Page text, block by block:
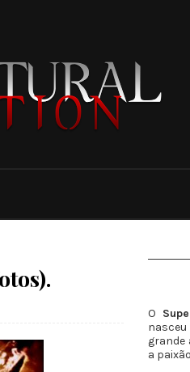
O
grande
a